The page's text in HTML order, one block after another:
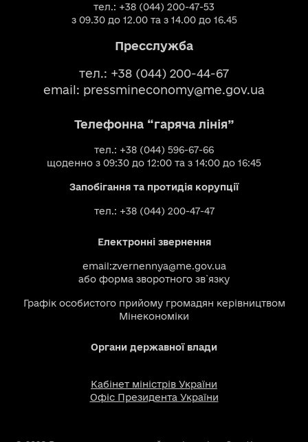
тел.: +38 (044) 200-47-53
з 09.30 до 12.00 та з 14.00 до 16.45
Пресслужба
тел.: +38 (044) 200-44-67
email: pressmineconomy@me.gov.ua
Телефонна “гаряча лінія”
тел.: +38 (044) 596-67-66
щоденно з 09:30 до 12:00 та з 14:00 до 16:45
Запобігання та протидія корупції
тел.: +38 (044) 200-47-47
Електронні звернення
email:zvernennya@me.gov.ua
або форма зворотного зв`язку
Графік особистого прийому громадян керівництвом
Мінекономіки
Органи державної влади
Кабінет міністрів України
Офіс Президента України